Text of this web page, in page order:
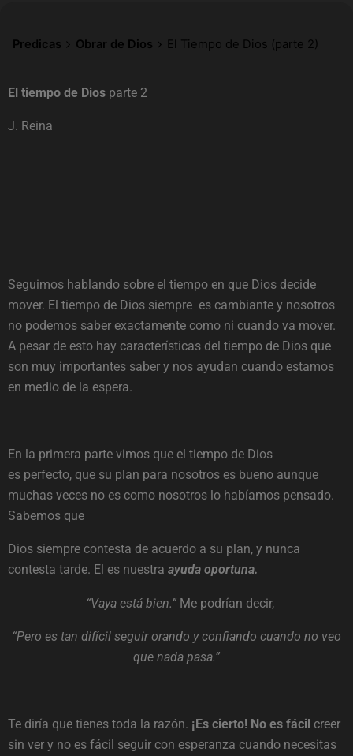
Predicas Obrar de Dios El Tiempo de Dios (parte 2)
El tiempo de Dios parte 2
J. Reina
Seguimos hablando sobre el tiempo en que Dios decide
mover. El tiempo de Dios siempre es cambiante y nosotros
no podemos saber exactamente como ni cuando va mover.
A pesar de esto hay características del tiempo de Dios que
son muy importantes saber y nos ayudan cuando estamos
en medio de la espera.
En la primera parte vimos que el tiempo de Dios
es perfecto, que su plan para nosotros es bueno aunque
muchas veces no es como nosotros lo habíamos pensado.
Sabemos que
Dios siempre contesta de acuerdo a su plan, y nunca
contesta tarde. El es nuestra ayuda oportuna.
“Vaya está bien.”Me podrían decir,
“Pero es tan difícil seguir orando y confiando cuando no veo
que nada pasa.”
Te diría que tienes toda la razón. ¡Es cierto! No es fácil creer
sin ver y no es fácil seguir con esperanza cuando necesitas